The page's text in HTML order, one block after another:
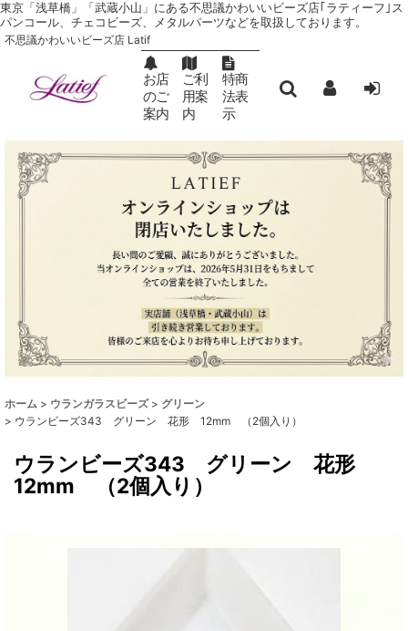
東京「浅草橋」「武蔵小山」にある不思議かわいいビーズ店｢ラティーフ｣ ス
パンコール、チェコビーズ、メタルパーツなどを取扱しております。
不思議かわいいビーズ店 Latif
お店
のご
案内
ご利
用案
内
特商
法表
示
ホーム > ウランガラスビーズ > グリーン
> ウランビーズ343 グリーン 花形 12mm （2個入り）
ウランビーズ343 グリーン 花形
12mm （2個入り）